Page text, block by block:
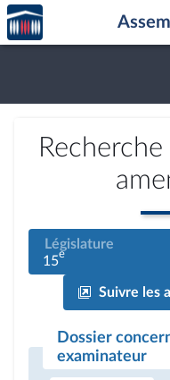
Aller au contenu
Aller en bas de la page
Accèder
à la
page
Législature
15e
Suivre les
Dossier
examinateur